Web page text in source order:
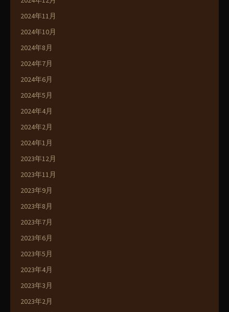
2024年11月
2024年10月
2024年8月
2024年7月
2024年6月
2024年5月
2024年4月
2024年2月
2024年1月
2023年12月
2023年11月
2023年9月
2023年8月
2023年7月
2023年6月
2023年5月
2023年4月
2023年3月
2023年2月